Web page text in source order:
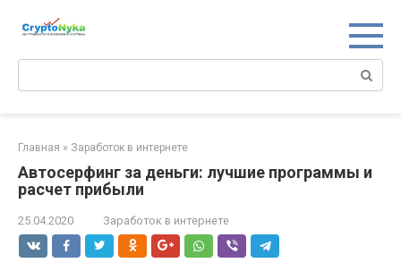
Главная » Заработок в интернете
Автосерфинг за деньги: лучшие программы и
расчет прибыли
25.04.2020 Заработок в интернете